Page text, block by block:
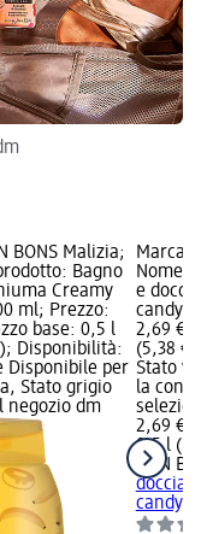
BONS Malizia;
Bagno
Creamy
ml; Prezzo:
base: 0,5 l
Disponibilità:
Disponibile per
Stato grigio
negozio dm
Marca:
Nome
e
candy,
2,69 €;
(5,38 €
Stato
la
2,69 €
0,5 l
BON
candy,